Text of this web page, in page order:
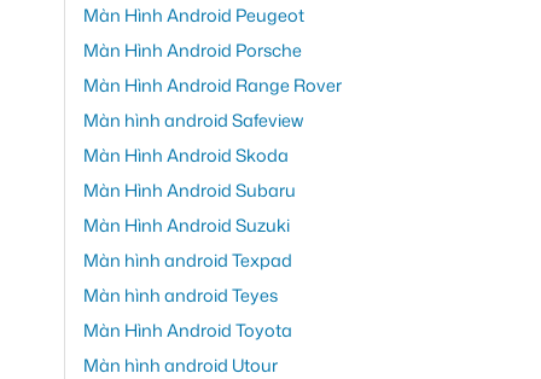
Màn Hình Android Peugeot
Màn Hình Android Porsche
Màn Hình Android Range Rover
Màn hình android Safeview
Màn Hình Android Skoda
Màn Hình Android Subaru
Màn Hình Android Suzuki
Màn hình android Texpad
Màn hình android Teyes
Màn Hình Android Toyota
Màn hình android Utour